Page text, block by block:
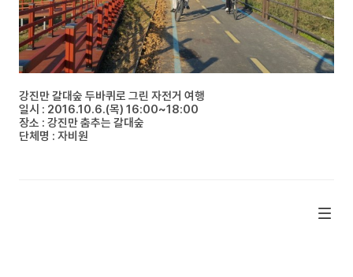
강진만 갈대숲 두바퀴로 그린 자전거 여행
일시 : 2016.10.6.(목) 16:00~18:00
장소 : 강진만 춤추는 갈대숲
단체명 : 자비원​